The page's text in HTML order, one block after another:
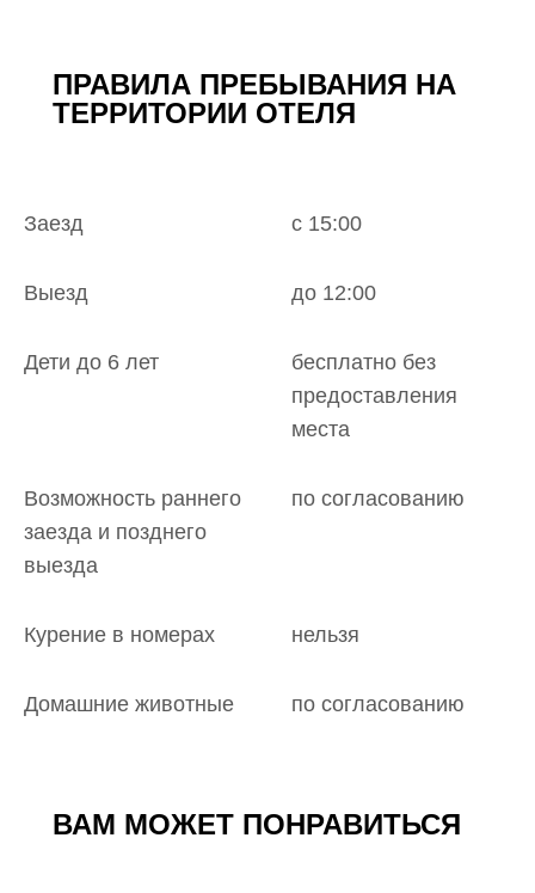
ПРАВИЛА ПРЕБЫВАНИЯ НА
ТЕРРИТОРИИ ОТЕЛЯ
Заезд с 15:00
Выезд до 12:00
Дети до 6 лет
бесплатно без
предоставления
места
Возможность раннего
заезда и позднего
выезда
по согласованию
Курение в номерах нельзя
Домашние животные по согласованию
ВАМ МОЖЕТ ПОНРАВИТЬСЯ